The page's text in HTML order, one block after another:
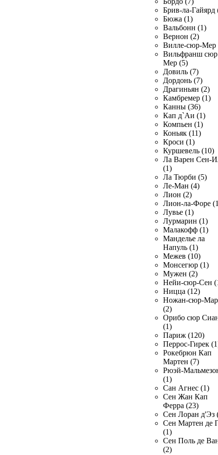
Брив-ла-Гайярд
Бюжа (1)
Вальбонн (1)
Вернон (2)
Вилле-сюр-Мер
Вильфранш сюр
Мер (5)
Довиль (7)
Дордонь (7)
Драгиньян (2)
Камбремер (1)
Канны (36)
Кап д`Аи (1)
Компьен (1)
Коньяк (11)
Кроси (1)
Куршевель (10)
Ла Варен Сен-
(1)
Ла Тюрби (5)
Ле-Ман (4)
Лион (2)
Лион-ла-Форе
Лувье (1)
Лурмарин (1)
Малакофф (1)
Манделье ла
Напуль (1)
Межев (10)
Монсегюр (1)
Мужен (2)
Нейи-сюр-Сен
Ницца (12)
Ножан-сюр-
(2)
Орибо сюр
(1)
Париж (120)
Перрос-Гирек
Рокебрюн Кап
Мартен (7)
Рюэй-
(1)
Сан Агнес (1)
Сен Жан Кап
Ферра (23)
Сен Лоран д'Эз
Сен Мартен де
(1)
Сен Поль де
(2)